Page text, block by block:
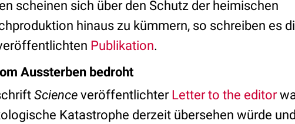
scheinen sich über den Schutz der heimischen
hinaus zu kümmern, so schreiben es
Publikation.
Aussterben bedroht
Science veröffentlichter Letter to the editor
Katastrophe derzeit übersehen würde